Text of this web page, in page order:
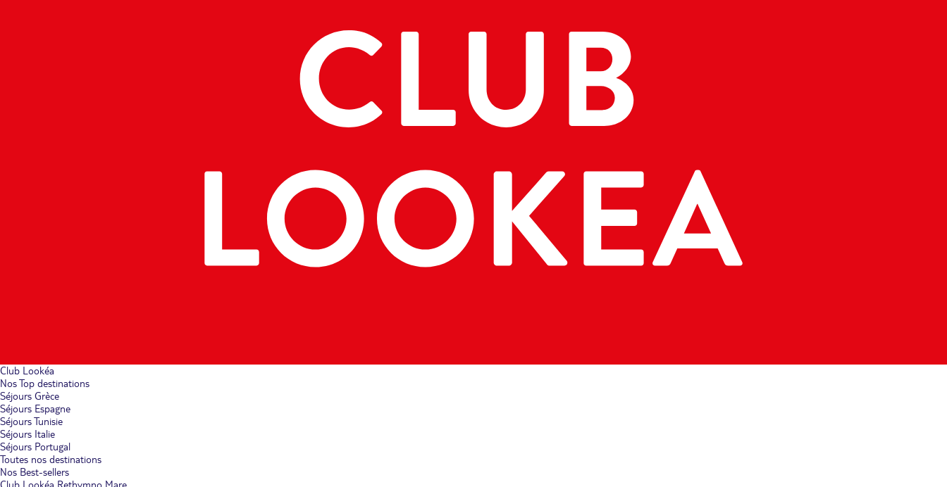
Club Lookéa
Nos Top destinations
Séjours Grèce
Séjours Espagne
Séjours Tunisie
Séjours Italie
Séjours Portugal
Toutes nos destinations
Nos Best-sellers